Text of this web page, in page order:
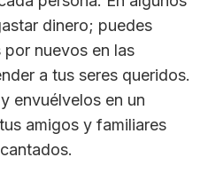
dinero; puedes
nuevos en las
a tus seres queridos.
envuélvelos en un
amigos y familiares